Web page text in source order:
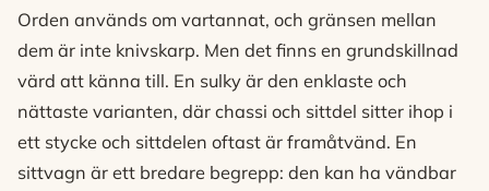
Orden används om vartannat, och gränsen mellan
dem är inte knivskarp. Men det finns en grundskillnad
värd att känna till. En sulky är den enklaste och
nättaste varianten, där chassi och sittdel sitter ihop i
ett stycke och sittdelen oftast är framåtvänd. En
sittvagn är ett bredare begrepp: den kan ha vändbar